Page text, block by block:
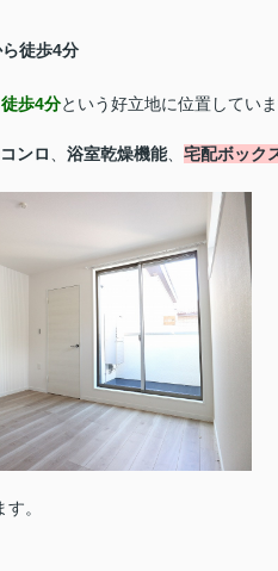
徒歩4分
歩4分という好立地に位置していま
ンロ、 浴室乾燥機能、 宅配ボック
。